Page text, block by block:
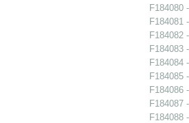
F184080
F184081
F184082
F184083
F184084
F184085
F184086
F184087
F184088